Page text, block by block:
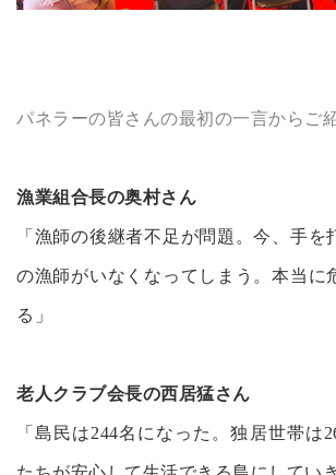
パネラーの皆さんの最初の一言からご
漁業組合長の奥村さん
「漁師の後継者不足が問題。今、手を
の漁師がいなくなってしまう。本当に
る」
老人クラブ会長の西居猛さん
「島民は244名になった。独居世帯は